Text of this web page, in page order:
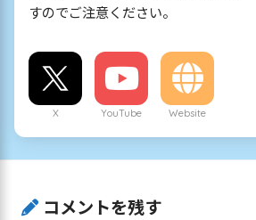
すのでご注意ください。
X YouTube Website
コメントを残す